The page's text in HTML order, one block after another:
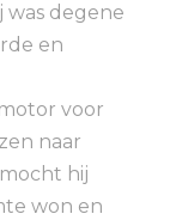
degene
en
voor
naar
hij
won en